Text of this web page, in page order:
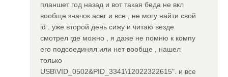
планшет год назад и вот такая беда не вкл
вообще значок acer и все , не могу найти свой
id . уже второй день сижу и читаю везде
смотрел где можно , я даже не помню к компу
его подсоединял или нет вообще , нашел
только
USB\VID_0502&PID_3341\12022322615". и все